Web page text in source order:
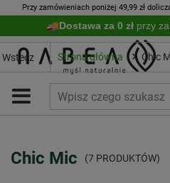
Przy zamówieniach poniżej 49,99 zł
Dostawa za 0 zł przy
Wstecz Strona główna Chic
Chic Mic (7 PRODUKTÓW)